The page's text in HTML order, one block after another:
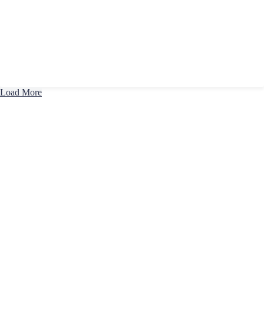
Load More